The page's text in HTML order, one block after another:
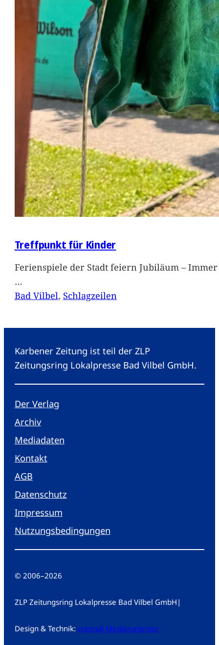
Treffpunkt für Kinder
Ferienspiele der Stadt feiern Jubiläum –
…
Bad Vilbel, Schlagzeilen
Karbener Zeitung ist teil der ZLP
Zeitungsring Lokalpresse Bad Vilbel GmbH.
Der Verlag
Archiv
Mediadaten
Kontakt
AGB
Datenschutz
Impressum
Nutzungsbedingungen
© 2006–2026
ZLP Zeitungsring Lokalpresse Bad Vilbel GmbH |
Design & Technik: creandi Medienagentur